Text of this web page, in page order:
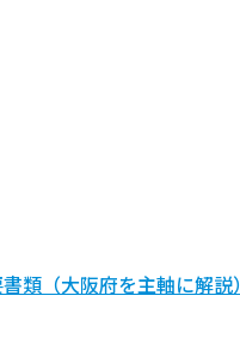
類（大阪府を主軸に解説）